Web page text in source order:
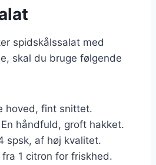
spidskålssalat med
skal du bruge følgende
hoved, fint snittet.
håndfuld, groft hakket.
spsk, af høj kvalitet.
1 citron for friskhed.